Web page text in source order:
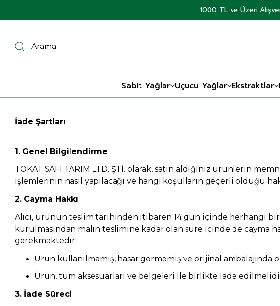
1000 TL ve Üzeri
Sabit Yağlar Uçucu Yağlar Ekstraktlar
İade Şartları
1. Genel Bilgilendirme
TOKAT SAFİ TARIM LTD. ŞTİ. olarak, satın aldığınız ürünlerin
işlemlerinin nasıl yapılacağı ve hangi koşulların geçerli olduğu
2. Cayma Hakkı
Alıcı, ürünün teslim tarihinden itibaren 14 gün içinde herhangi
kurulmasından malın teslimine kadar olan süre içinde de cayma
gerekmektedir:
Ürün kullanılmamış, hasar görmemiş ve orijinal ambalajında
Ürün, tüm aksesuarları ve belgeleri ile birlikte iade
3. İade Süreci